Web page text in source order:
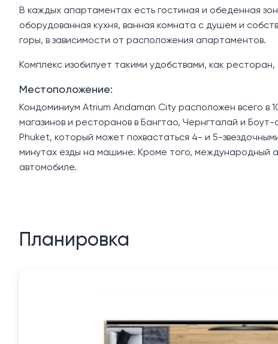
В каждых апартаментах есть гостиная и обеденная
оборудованная кухня, ванная комната с душем и
горы, в зависимости от расположения апартаментов.
Комплекс изобилует такими удобствами, как
Местоположение:
Кондоминиум Atrium Andaman City расположен всего в
магазинов и ресторанов в Бангтао, Чернгталай и
Phuket, который может похвастаться 4- и 5-
минутах езды на машине. Кроме того, международный
автомобиле.
Планировка